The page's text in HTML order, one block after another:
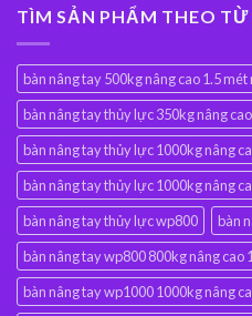
TÌM SẢN PHẨM THEO
bàn nâng tay 500kg nâng cao 1.5 mét
bàn nâng tay thủy lực 350kg nâng
bàn nâng tay thủy lực 1000kg nâng
bàn nâng tay thủy lực 1000kg nâng
bàn nâng tay thủy lực wp800
bàn
bàn nâng tay wp800 800kg nâng cao
bàn nâng tay wp1000 1000kg nâng